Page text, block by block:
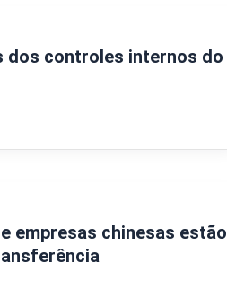
dos controles internos do
empresas chinesas estão